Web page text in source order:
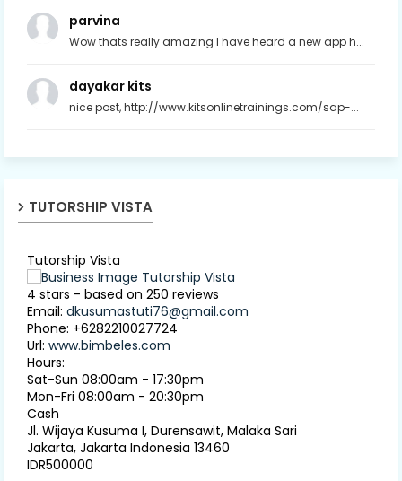
parvina
Wow thats really amazing I have heard a new app h...
dayakar kits
nice post, http://www.kitsonlinetrainings.com/sap-...
TUTORSHIP VISTA
Tutorship Vista
4 stars - based on 250 reviews
Email: dkusumastuti76@gmail.com
Phone: +6282210027724
Url: www.bimbeles.com
Hours:
Sat-Sun 08:00am - 17:30pm
Mon-Fri 08:00am - 20:30pm
Cash
Jl. Wijaya Kusuma I, Durensawit, Malaka Sari
Jakarta, Jakarta Indonesia 13460
IDR500000